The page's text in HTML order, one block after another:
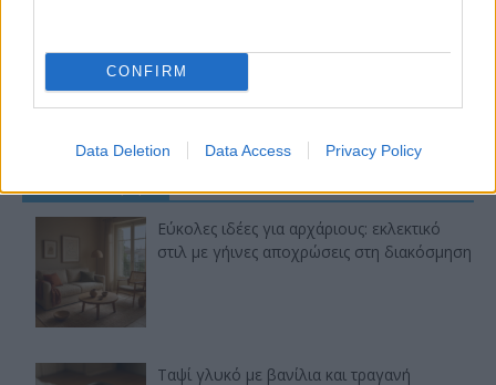
CONFIRM
Data Deletion Data Access Privacy Policy
Εύκολες ιδέες για αρχάριους: εκλεκτικό
στιλ με γήινες αποχρώσεις στη διακόσμηση
Ταψί γλυκό με βανίλια και τραγανή